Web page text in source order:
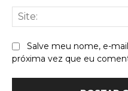
Salve meu nome, e-
próxima vez que eu